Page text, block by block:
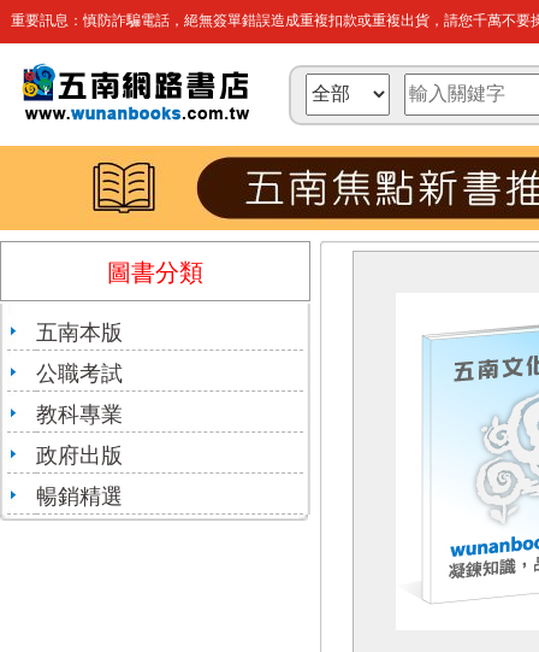
重要訊息：慎防詐騙電話，絕無簽單錯誤造成重複扣款或重複出貨，請您千萬不要
圖書分類
五南本版
公職考試
教科專業
政府出版
暢銷精選